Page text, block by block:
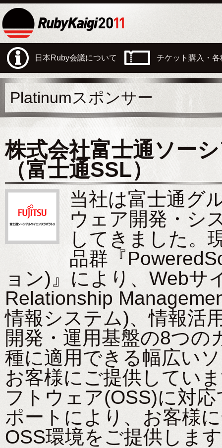
日本Ruby会議について チケット購入・
Platinumスポンサー
株式会社富士通ソー
（富士通SSL）
当社は富士通グ
ウェア開発・シ
してきました。
品群『
ョン)』により、Webサ
Relationship
情報システム)、情報活
開発・運用基盤の8つ
種に適用できる幅広い
お客様にご提供してい
フトウェア(OSS)に対
ポートにより、お客様
OSS環境をご提供しま